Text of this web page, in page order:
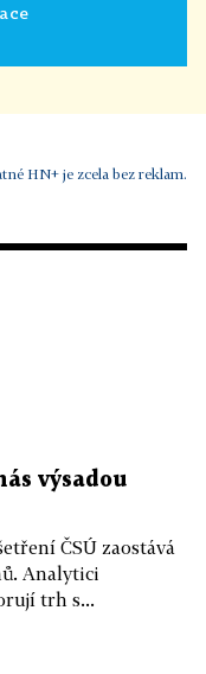
HN+ je zcela bez reklam.
výsadou
ČSÚ zaostává
Analytici
trh s...